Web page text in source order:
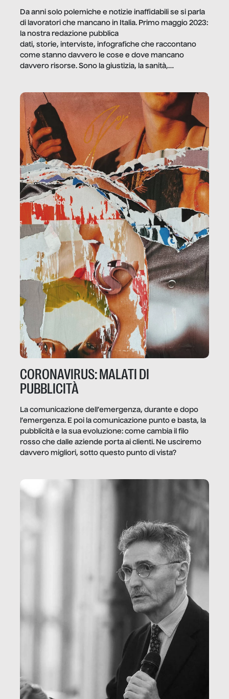
Da anni solo polemiche e notizie inaffidabili se si parla
di lavoratori che mancano in Italia. Primo maggio 2023:
la nostra redazione pubblica
dati, storie, interviste, infografiche che raccontano
come stanno davvero le cose e dove mancano
davvero risorse. Sono la giustizia, la sanità,
CORONAVIRUS: MALATI DI
PUBBLICITÀ
La comunicazione dell’emergenza, durante e dopo
l’emergenza. E poi la comunicazione punto e basta, la
pubblicità e la sua evoluzione: come cambia il filo
rosso che dalle aziende porta ai clienti. Ne usciremo
davvero migliori, sotto questo punto di vista?